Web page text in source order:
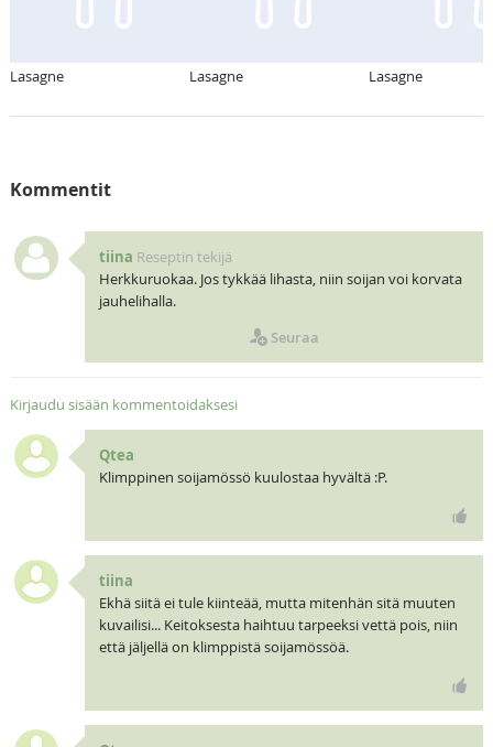
Lasagne Lasagne Lasagne
Kommentit
tiina Reseptin tekijä
Herkkuruokaa. Jos tykkää lihasta, niin soijan voi korvata
jauhelihalla.
Seuraa
Kirjaudu sisään kommentoidaksesi
Qtea
Klimppinen soijamössö kuulostaa hyvältä :P.
tiina
Ekhä siitä ei tule kiinteää, mutta mitenhän sitä muuten
kuvailisi... Keitoksesta haihtuu tarpeeksi vettä pois, niin
että jäljellä on klimppistä soijamössöä.